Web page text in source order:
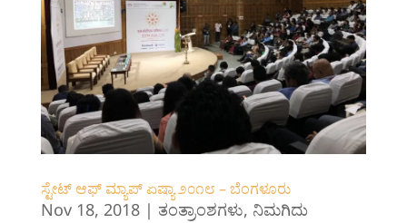
ಸ್ಟೇಟ್ ಆಫ್ ಮ್ಯಾಪ್ ಏಷ್ಯಾ ೨೦೧೮ – ಬೆಂಗಳೂರು
Nov 18, 2018| ತಂತ್ರಾಂಶಗಳು, ನಿಮಗಿದು